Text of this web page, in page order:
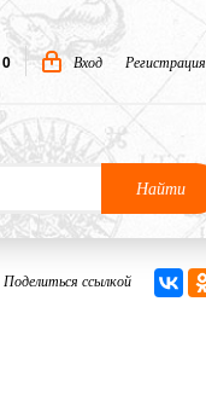
0 Вход Регистрация
Найти
Поделиться ссылкой